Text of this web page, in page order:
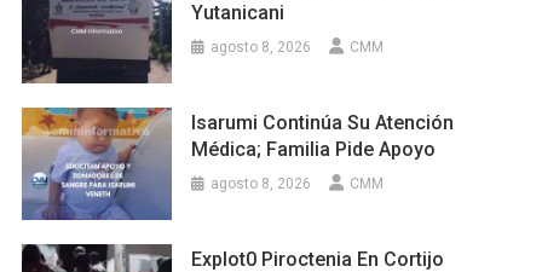
Yutanicani
agosto 8, 2026 CMM
Isarumi Continúa Su Atención
Médica; Familia Pide Apoyo
agosto 8, 2026 CMM
Explot0 Piroctenia En Cortijo